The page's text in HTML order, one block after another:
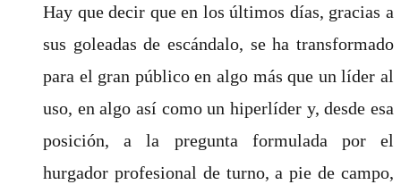
Hay que decir que en los últimos días, gracias a
sus goleadas de escándalo, se ha transformado
para el gran público en algo más que un líder al
uso, en algo así como un hiperlíder y, desde esa
posición, a la pregunta formulada por el
hurgador profesional de turno, a pie de campo,